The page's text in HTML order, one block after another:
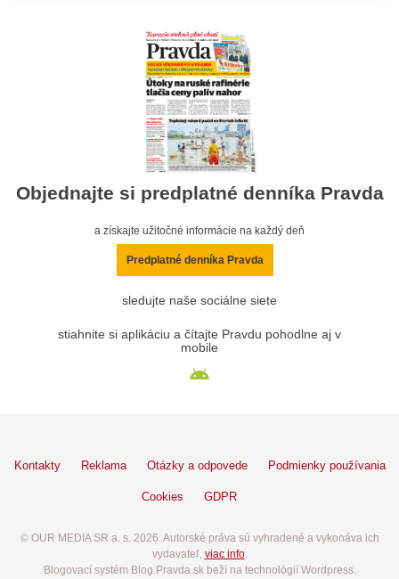
Objednajte si predplatné denníka Pravda
a získajte užitočné informácie na každý deň
Predplatné denníka Pravda
sledujte naše sociálne siete
stiahnite si aplikáciu a čítajte Pravdu pohodlne aj v
mobile
Kontakty Reklama Otázky a odpovede Podmienky používania
Cookies GDPR
© OUR MEDIA SR a. s. 2026. Autorské práva sú vyhradené a vykonáva ich
vydavateľ, viac info.
Blogovací systém Blog.Pravda.sk beží na technológií Wordpress.